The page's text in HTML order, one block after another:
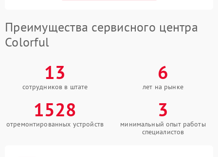
Преимущества сервисного центра
Colorful
13
сотрудников в штате
6
лет на рынке
1528
отремонтированных устройств
3
минимальный опыт работы
специалистов